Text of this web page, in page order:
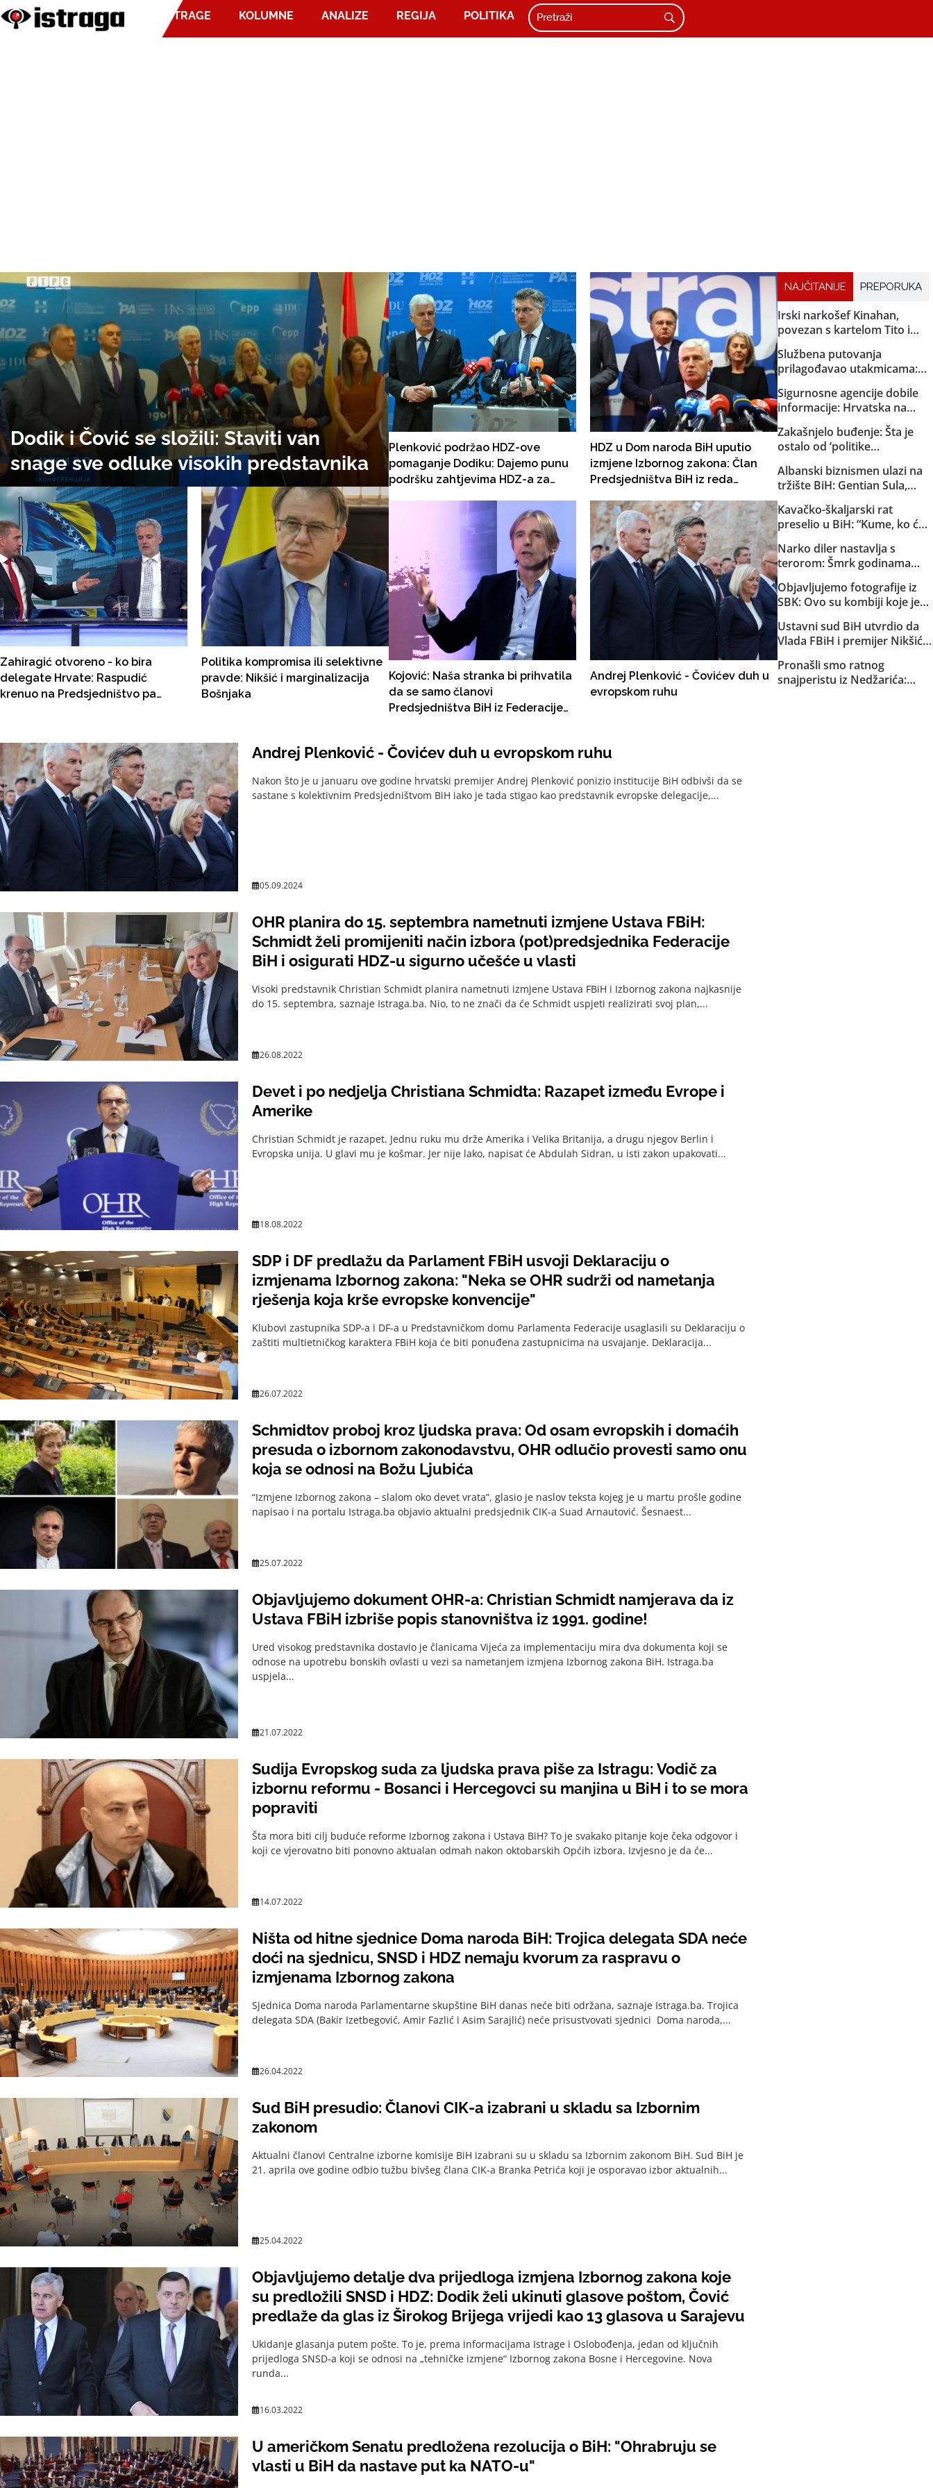
ISTRAGE KOLUMNE ANALIZE REGIJA POLITIKA
Dodik i Čović se složili: Staviti van
snage sve odluke visokih predstavnika
Zahiragić otvoreno - ko bira
delegate Hrvate: Raspudić
krenuo na Predsjedništvo pa
Politika kompromisa ili selektivne
pravde: Nikšić i marginalizacija
Bošnjaka
Plenković podržao HDZ-ove
pomaganje Dodiku: Dajemo punu
podršku zahtjevima HDZ-a za
HDZ u Dom naroda BiH uputio
izmjene Izbornog zakona: Član
Predsjedništva BiH iz reda
birao iz pet kantona
Kojović: Naša stranka bi prihvatila
da se samo članovi
Predsjedništva BiH iz Federacije
Andrej Plenković - Čovićev duh u
evropskom ruhu
NAJČITANIJE PREPORUKA
Irski narkošef Kinahan,
povezan s kartelom Tito i
Vladin avion već sletio u
Dubai
Službena putovanja
prilagođavao utakmicama:
državnom trošku pratio
reprezentaciju BiH
Sigurnosne agencije dobile
informacije: Hrvatska na
Željavi pravi imigracioni
centar kako bi u BiH mogla
ilegalno prebacivati migrante
Zakašnjelo buđenje: Šta je
ostalo od ‘politike
SNSD-om?
Albanski biznismen ulazi na
tržište BiH: Gentian Sula,
u dvije države, dobio licencu
DERK-a za trgovinu strujom
Kavačko-škaljarski rat
preselio u BiH: “Kume, ko će
Narko diler nastavlja s
terorom: Šmrk godinama
Sarajlije i snima svoje
brutalne akcije!
Objavljujemo fotografije iz
SBK: Ovo su kombiji koje je
Republike Srpske za akciju u
Bugojnu!
Ustavni sud BiH utvrdio da
Vlada FBiH i premijer Nikšić
odluka: Sud obavijestio
državno Tužilaštvo
Pronašli smo ratnog
snajperistu iz Nedžarića:
Andrej Plenković - Čovićev duh u evropskom ruhu
Nakon što je u januaru ove godine hrvatski premijer Andrej Plenković ponizio institucije BiH odbivši da se
sastane s kolektivnim Predsjedništvom BiH iako je tada stigao kao predstavnik evropske delegacije,...
05.09.2024
OHR planira do 15. septembra nametnuti izmjene Ustava FBiH:
Schmidt želi promijeniti način izbora (pot)predsjednika Federacije
BiH i osigurati HDZ-u sigurno učešće u vlasti
Visoki predstavnik Christian Schmidt planira nametnuti izmjene Ustava FBiH i Izbornog zakona najkasnije
do 15. septembra, saznaje Istraga.ba. Nio, to ne znači da će Schmidt uspjeti realizirati svoj plan,...
26.08.2022
Devet i po nedjelja Christiana Schmidta: Razapet između Evrope i
Amerike
Christian Schmidt je razapet. Jednu ruku mu drže Amerika i Velika Britanija, a drugu njegov Berlin i
Evropska unija. U glavi mu je košmar. Jer nije lako, napisat će Abdulah Sidran, u isti zakon upakovati...
18.08.2022
SDP i DF predlažu da Parlament FBiH usvoji Deklaraciju o
izmjenama Izbornog zakona: "Neka se OHR sudrži od nametanja
rješenja koja krše evropske konvencije"
Klubovi zastupnika SDP-a i DF-a u Predstavničkom domu Parlamenta Federacije usaglasili su Deklaraciju o
zaštiti multietničkog karaktera FBiH koja će biti ponuđena zastupnicima na usvajanje. Deklaracija...
26.07.2022
Schmidtov proboj kroz ljudska prava: Od osam evropskih i domaćih
presuda o izbornom zakonodavstvu, OHR odlučio provesti samo onu
koja se odnosi na Božu Ljubića
“Izmjene Izbornog zakona – slalom oko devet vrata”, glasio je naslov teksta kojeg je u martu prošle godine
napisao i na portalu Istraga.ba objavio aktualni predsjednik CIK-a Suad Arnautović. Šesnaest...
25.07.2022
Objavljujemo dokument OHR-a: Christian Schmidt namjerava da iz
Ustava FBiH izbriše popis stanovništva iz 1991. godine!
Ured visokog predstavnika dostavio je članicama Vijeća za implementaciju mira dva dokumenta koji se
odnose na upotrebu bonskih ovlasti u vezi sa nametanjem izmjena Izbornog zakona BiH. Istraga.ba
uspjela...
21.07.2022
Sudija Evropskog suda za ljudska prava piše za Istragu: Vodič za
izbornu reformu - Bosanci i Hercegovci su manjina u BiH i to se mora
popraviti
Šta mora biti cilj buduće reforme Izbornog zakona i Ustava BiH? To je svakako pitanje koje čeka odgovor i
koji ce vjerovatno biti ponovno aktualan odmah nakon oktobarskih Općih izbora. Izvjesno je da će...
14.07.2022
Ništa od hitne sjednice Doma naroda BiH: Trojica delegata SDA neće
doći na sjednicu, SNSD i HDZ nemaju kvorum za raspravu o
izmjenama Izbornog zakona
Sjednica Doma naroda Parlamentarne skupštine BiH danas neće biti održana, saznaje Istraga.ba. Trojica
delegata SDA (Bakir Izetbegović, Amir Fazlić i Asim Sarajlić) neće prisustvovati sjednici Doma naroda,...
26.04.2022
Sud BiH presudio: Članovi CIK-a izabrani u skladu sa Izbornim
zakonom
Aktualni članovi Centralne izborne komisije BiH izabrani su u skladu sa Izbornim zakonom BiH. Sud BiH je
21. aprila ove godine odbio tužbu bivšeg člana CIK-a Branka Petrića koji je osporavao izbor aktualnih...
25.04.2022
Objavljujemo detalje dva prijedloga izmjena Izbornog zakona koje
su predložili SNSD i HDZ: Dodik želi ukinuti glasove poštom, Čović
predlaže da glas iz Širokog Brijega vrijedi kao 13 glasova u Sarajevu
Ukidanje glasanja putem pošte. To je, prema informacijama Istrage i Oslobođenja, jedan od ključnih
prijedloga SNSD-a koji se odnosi na „tehničke izmjene“ Izbornog zakona Bosne i Hercegovine. Nova
runda...
16.03.2022
U američkom Senatu predložena rezolucija o BiH: "Ohrabruju se
vlasti u BiH da nastave put ka NATO-u"